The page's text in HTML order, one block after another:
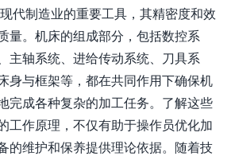
代制造业的重要工具，其精密度和效
量。机床的组成部分，包括数控系
主轴系统、进给传动系统、刀具系
身与框架等，都在共同作用下确保机
完成各种复杂的加工任务。了解这些
工作原理，不仅有助于操作员优化加
的维护和保养提供理论依据。随着技